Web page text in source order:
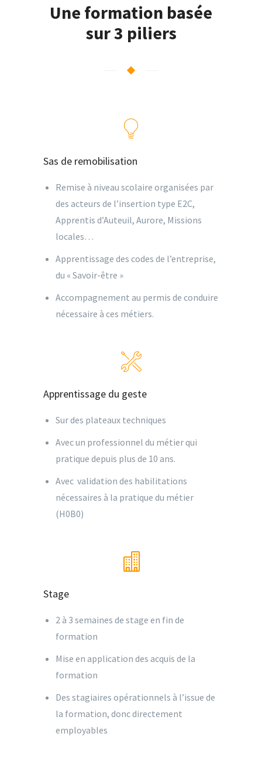
Une formation basée
sur 3 piliers
Sas de remobilisation
Remise à niveau scolaire organisées par
des acteurs de l’insertion type E2C,
Apprentis d’Auteuil, Aurore, Missions
locales…
Apprentissage des codes de l’entreprise,
du « Savoir-être »
Accompagnement au permis de conduire
nécessaire à ces métiers.
Apprentissage du geste
Sur des plateaux techniques
Avec un professionnel du métier qui
pratique depuis plus de 10 ans.
Avec validation des habilitations
nécessaires à la pratique du métier
(H0B0)
Stage
2 à 3 semaines de stage en fin de
formation
Mise en application des acquis de la
formation
Des stagiaires opérationnels à l’issue de
la formation, donc directement
employables